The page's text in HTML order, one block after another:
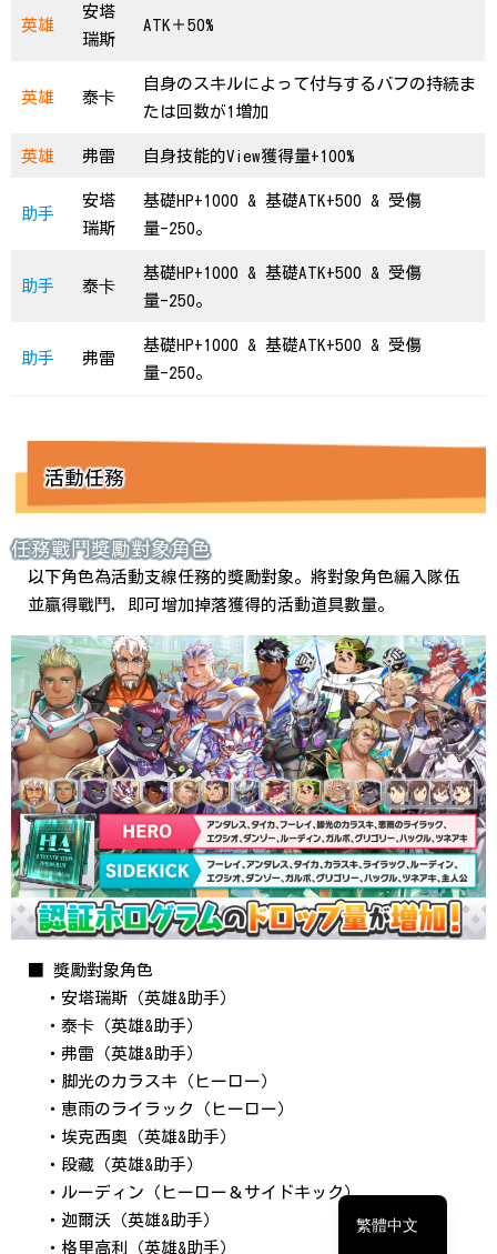
英雄
安塔
瑞斯
ATK＋50%
英雄 泰卡
自身のスキルによって付与するバフの持続ま
たは回数が1増加
英雄 弗雷 自身技能的View獲得量+100%
助手
安塔
瑞斯
基礎HP+1000 & 基礎ATK+500 & 受傷
量-250。
助手 泰卡
基礎HP+1000 & 基礎ATK+500 & 受傷
量-250。
助手 弗雷
基礎HP+1000 & 基礎ATK+500 & 受傷
量-250。
活動任務
任務戰鬥獎勵對象角色
以下角色為活動支線任務的獎勵對象。將對象角色編入隊伍
並贏得戰鬥，即可增加掉落獲得的活動道具數量。
■ 獎勵對象角色
・安塔瑞斯（英雄&助手）
・泰卡（英雄&助手）
・弗雷（英雄&助手）
・脚光のカラスキ（ヒーロー）
・恵雨のライラック（ヒーロー）
・埃克西奧（英雄&助手）
・段藏（英雄&助手）
・ルーディン（ヒーロー＆サイドキック）
・迦爾沃（英雄&助手）
・格里高利（英雄&助手）
繁體中文